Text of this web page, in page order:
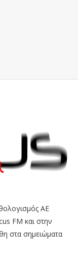
ΑΕ
FM και στην
στα σημειώματα